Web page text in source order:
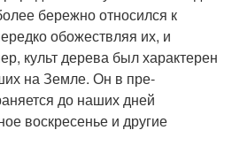
бережно относился к
обожествляя их, и
культ дерева был характерен
на Земле. Он в пре­
до наших дней
воскресенье и другие